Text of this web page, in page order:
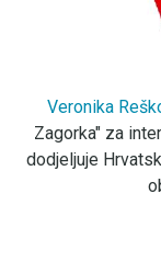
Veronika
Zagorka" za
dodjeljuje